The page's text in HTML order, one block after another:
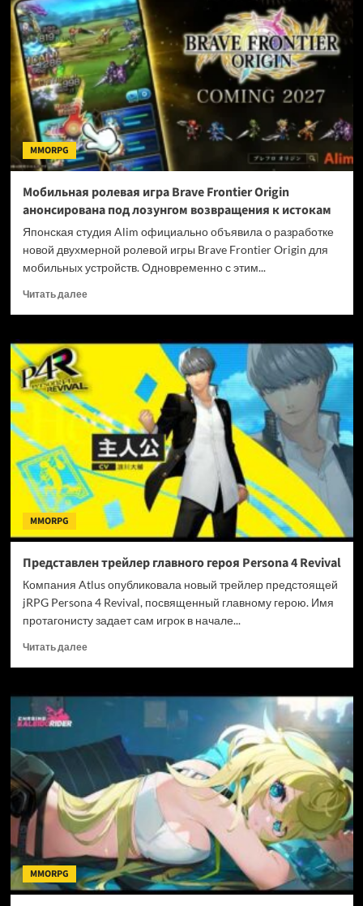
стать
жертвой
реструктуризации
Xbox
разработчики
Sea
of
Thieves
под
ударом
MMORPG
Мобильная ролевая игра Brave Frontier Origin
анонсирована под лозунгом возвращения к истокам
Японская студия Alim официально объявила о разработке
новой двухмерной ролевой игры Brave Frontier Origin для
мобильных устройств. Одновременно с этим...
Читать далееПрочитать
Brave
Frontier
Origin
анонсирована
под
лозунгом
возвращения
к
истокам
MMORPG
Представлен трейлер главного героя Persona 4 Revival
Компания Atlus опубликовала новый трейлер предстоящей
jRPG Persona 4 Revival, посвященный главному герою. Имя
протагонисту задает сам игрок в начале...
Читать далееПрочитать
героя
Revival
MMORPG